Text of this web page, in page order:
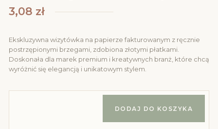
3,08 zł
Ekskluzywna wizytówka na papierze fakturowanym z ręcznie
postrzępionymi brzegami, zdobiona złotymi płatkami.
Doskonała dla marek premium i kreatywnych branż, które chcą
wyróżnić się elegancją i unikatowym stylem.
DODAJ DO KOSZYKA